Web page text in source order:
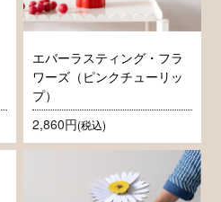
エバーラスティング・フラ
ワーズ（ピンクチューリッ
プ）
2,860円(税込)